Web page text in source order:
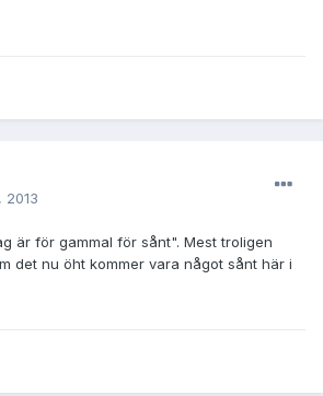
2013
är för gammal för sånt". Mest troligen
det nu öht kommer vara något sånt här i